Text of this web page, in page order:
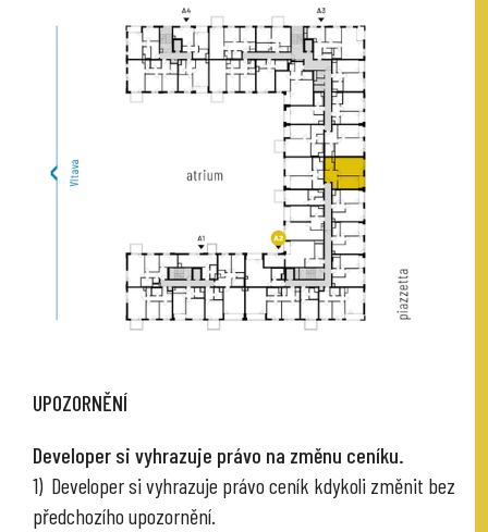
UPOZORNĚNÍ
Developer si vyhrazuje právo na změnu ceníku.
1) Developer si vyhrazuje právo ceník kdykoli změnit bez
předchozího upozornění.